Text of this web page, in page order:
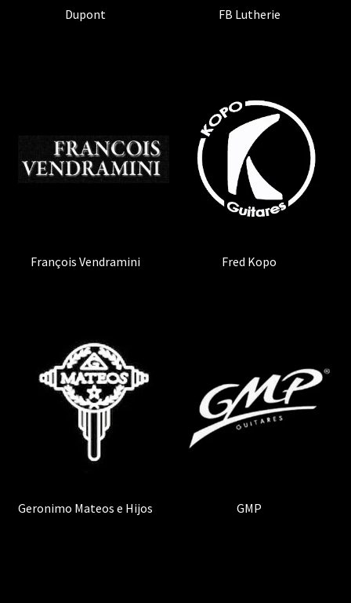
Dupont FB Lutherie
François Vendramini Fred Kopo
Geronimo Mateos e Hijos GMP